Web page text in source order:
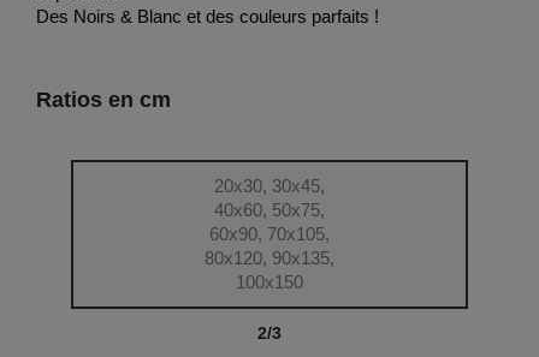
Des Noirs & Blanc et des couleurs parfaits !
Ratios en cm
20x30, 30x45,
40x60, 50x75,
60x90, 70x105,
80x120, 90x135,
100x150
2/3